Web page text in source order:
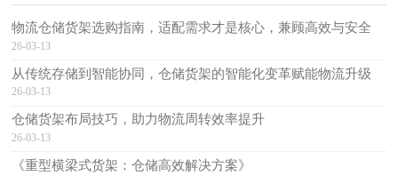
物流仓储货架选购指南，适配需求才是核心，兼顾高效与安全
26-03-13
从传统存储到智能协同，仓储货架的智能化变革赋能物流升级
26-03-13
仓储货架布局技巧，助力物流周转效率提升
26-03-13
《重型横梁式货架：仓储高效解决方案》